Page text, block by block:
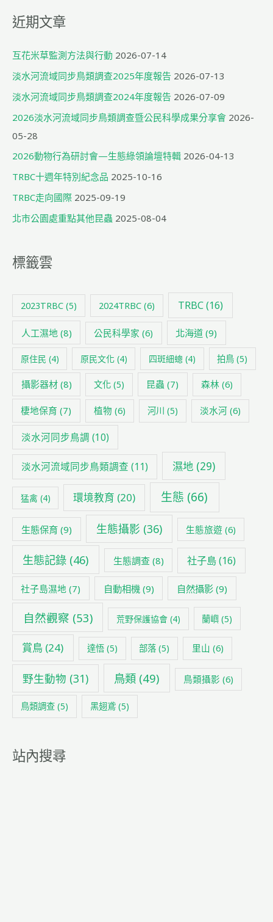
近期文章
互花米草監測方法與行動 2026-07-14
淡水河流域同步鳥類調查2025年度報告 2026-07-13
淡水河流域同步鳥類調查2024年度報告 2026-07-09
2026淡水河流域同步鳥類調查暨公民科學成果分享會 2026-
05-28
2026動物行為研討會—生態綠領論壇特輯 2026-04-13
TRBC十週年特別紀念品 2025-10-16
TRBC走向國際 2025-09-19
北市公園處重點其他昆蟲 2025-08-04
標籤雲
2023TRBC(5) 2024TRBC (6) TRBC(16)
人工濕地(8) 公民科學家 (6) 北海道 (9)
原住民 (4) 原民文化(4) 四斑細蟌 (4) 拍鳥 (5)
攝影器材(8) 文化 (5) 昆蟲 (7) 森林 (6)
棲地保育 (7) 植物 (6) 河川 (5) 淡水河 (6)
淡水河同步鳥調 (10)
淡水河流域同步鳥類調查 (11) 濕地(29)
猛禽 (4) 環境教育 (20) 生態 (66)
生態保育(9) 生態攝影 (36) 生態旅遊 (6)
生態記錄 (46) 生態調查(8) 社子島(16)
社子島濕地 (7) 自動相機(9) 自然攝影 (9)
自然觀察 (53) 荒野保護協會(4) 蘭嶼 (5)
賞鳥 (24) 達悟(5) 部落 (5) 里山 (6)
野生動物 (31) 鳥類 (49) 鳥類攝影 (6)
鳥類調查(5) 黑翅鳶(5)
站內搜尋